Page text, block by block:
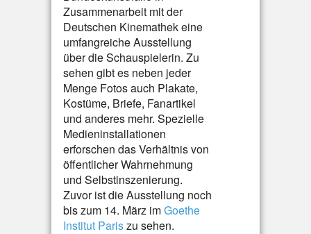
Zusammenarbeit mit der
Deutschen Kinemathek eine
umfangreiche Ausstellung
über die Schauspielerin. Zu
sehen gibt es neben jeder
Menge Fotos auch Plakate,
Kostüme, Briefe, Fanartikel
und anderes mehr. Spezielle
Medieninstallationen
erforschen das Verhältnis von
öffentlicher Wahrnehmung
und Selbstinszenierung.
Zuvor ist die Ausstellung noch
bis zum 14. März imGoethe
Institut Pariszu sehen.